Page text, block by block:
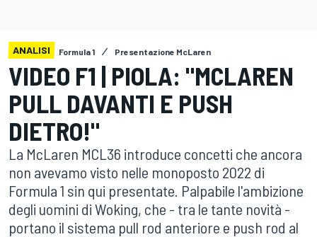
ANALISI Formula 1 Presentazione McLaren
VIDEO F1 | PIOLA: "MCLAREN
PULL DAVANTI E PUSH
DIETRO!"
La McLaren MCL36 introduce concetti che ancora
non avevamo visto nelle monoposto 2022 di
Formula 1 sin qui presentate. Palpabile l'ambizione
degli uomini di Woking, che - tra le tante novità -
portano il sistema pull rod anteriore e push rod al